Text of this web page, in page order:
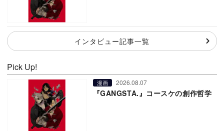
インタビュー記事一覧
Pick Up!
漫画 2026.08.07
『GANGSTA.』コースケの創作哲学